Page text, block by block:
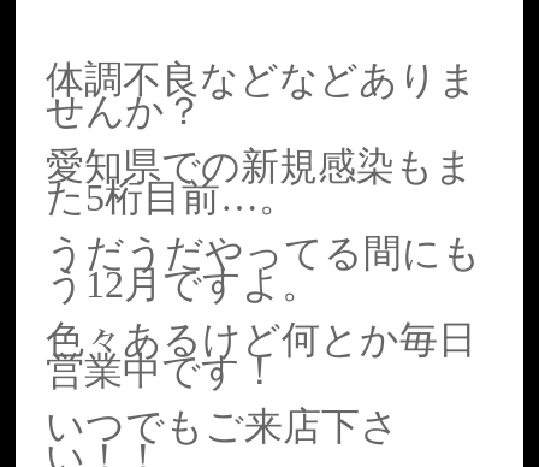
体調不良などなどありま
せんか？
愛知県での新規感染もま
た5桁目前…。
うだうだやってる間にも
う12月ですよ。
色々あるけど何とか毎日
営業中です！
いつでもご来店下さ
い！！